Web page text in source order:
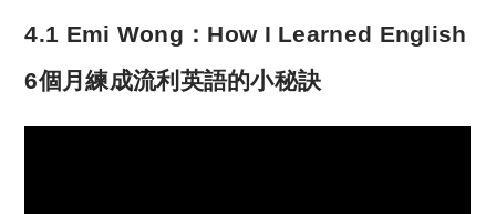
4.1 Emi Wong：How I Learned English
6個月練成流利英語的小秘訣